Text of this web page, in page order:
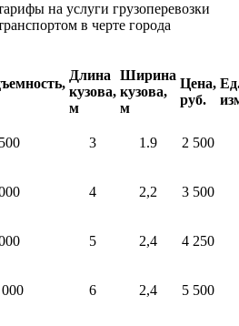
на услуги грузоперевозки
в черте города
Длина
кузова,
м
Ширина
кузова,
м
Цена,
руб.
3 1.9 2 500
4 2,2 3 500
5 2,4 4 250
6 2,4 5 500